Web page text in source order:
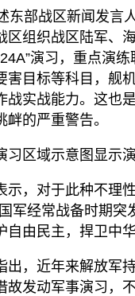
东部战区新闻发言
区组织战区陆军、
演习，重点演
害目标等科目，舰
战实战能力。这也
的严重警告。
习区域示意图显示
示，对于此种不理
军经常战备时期突
自由民主，捍卫中
出，近年来解放军
故发动军事演习，